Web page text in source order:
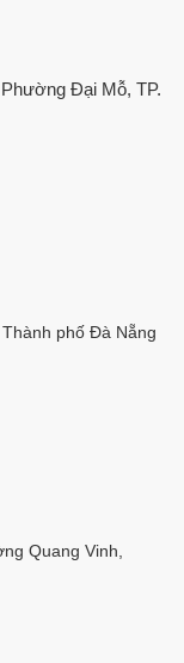
Đại Mỗ, TP.
phố Đà Nẵng
Quang Vinh,